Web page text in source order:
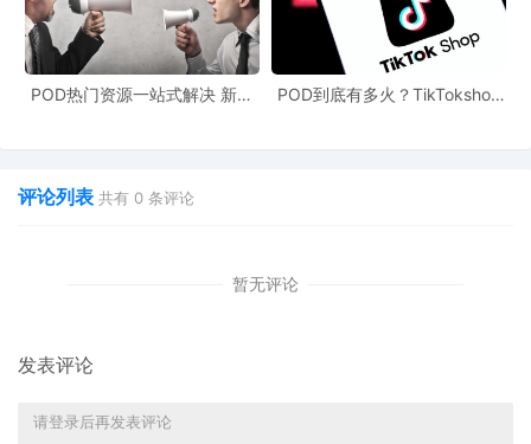
另一种观点是，特朗普发钱的做法会让美国的赤字增加6500亿美
不论最终的经济结果，从过往的经验来看，政府发钱对卖家短期爆
POD热门资源一站式解决 新手
POD到底有多火？TikTokshop
评论列表 共有 0 条评论
暂无评论
发表评论